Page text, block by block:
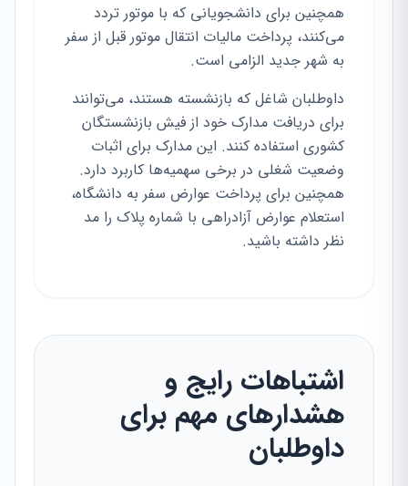
همچنین برای دانشجویانی که با موتور تردد
می‌کنند، پرداخت مالیات انتقال موتور قبل از سفر
به شهر جدید الزامی است.
داوطلبان شاغل که بازنشسته هستند، می‌توانند
برای دریافت مدارک خود از فیش بازنشستگان
کشوری استفاده کنند. این مدارک برای اثبات
وضعیت شغلی در برخی سهمیه‌ها کاربرد دارد.
همچنین برای پرداخت عوارض سفر به دانشگاه،
استعلام عوارض آزادراهی با شماره پلاک را مد
نظر داشته باشید.
اشتباهات رایج و
هشدارهای مهم برای
داوطلبان